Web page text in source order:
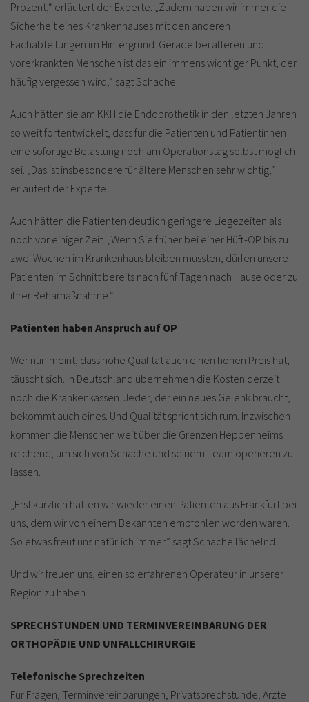
Prozent,“ erläutert der Experte. „Zudem haben wir immer die
Sicherheit eines Krankenhauses mit den anderen
Fachabteilungen im Hintergrund. Gerade bei älteren und
vorerkrankten Menschen ist das ein immens wichtiger Punkt, der
häufig vergessen wird,“ sagt Schache.
Auch hätten sie am KKH die Endoprothetik in den letzten Jahren
so weit fortentwickelt, dass für die Patienten und Patientinnen
eine sofortige Belastung noch am Operationstag selbst möglich
sei. „Das ist insbesondere für ältere Menschen sehr wichtig,“
erläutert der Experte.
Auch hätten die Patienten deutlich geringere Liegezeiten als
noch vor einiger Zeit. „Wenn Sie früher bei einer Hüft-OP bis zu
zwei Wochen im Krankenhaus bleiben mussten, dürfen unsere
Patienten im Schnitt bereits nach fünf Tagen nach Hause oder zu
ihrer Rehamaßnahme.“
Patienten haben Anspruch auf OP
Wer nun meint, dass hohe Qualität auch einen hohen Preis hat,
täuscht sich. In Deutschland übernehmen die Kosten derzeit
noch die Krankenkassen. Jeder, der ein neues Gelenk braucht,
bekommt auch eines. Und Qualität spricht sich rum. Inzwischen
kommen die Menschen weit über die Grenzen Heppenheims
reichend, um sich von Schache und seinem Team operieren zu
lassen.
„Erst kürzlich hatten wir wieder einen Patienten aus Frankfurt bei
uns, dem wir von einem Bekannten empfohlen worden waren.
So etwas freut uns natürlich immer“ sagt Schache lächelnd.
Und wir freuen uns, einen so erfahrenen Operateur in unserer
Region zu haben.
SPRECHSTUNDEN UND TERMINVEREINBARUNG DER
ORTHOPÄDIE UND UNFALLCHIRURGIE
Telefonische Sprechzeiten
Für Fragen, Terminvereinbarungen, Privatsprechstunde, Ärzte